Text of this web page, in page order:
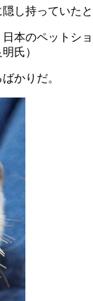
し持っていた
本のペット
氏）
かりだ。